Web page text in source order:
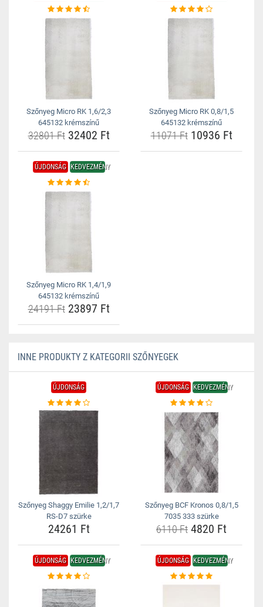
Szőnyeg Micro RK 1,6/2,3
645132 krémszínű
32801 Ft32402 Ft
Szőnyeg Micro RK 0,8/1,5
645132 krémszínű
11071 Ft10936 Ft
ÚJDONSÁG KEDVEZMÉNY
Szőnyeg Micro RK 1,4/1,9
645132 krémszínű
24191 Ft23897 Ft
INNE PRODUKTY Z KATEGORII SZŐNYEGEK
ÚJDONSÁG
Szőnyeg Shaggy Emilie 1,2/1,7
RS-D7 szürke
24261 Ft
ÚJDONSÁG KEDVEZMÉNY
Szőnyeg BCF Kronos 0,8/1,5
7035 333 szürke
6110 Ft 4820 Ft
ÚJDONSÁG KEDVEZMÉNY ÚJDONSÁG KEDVEZMÉNY